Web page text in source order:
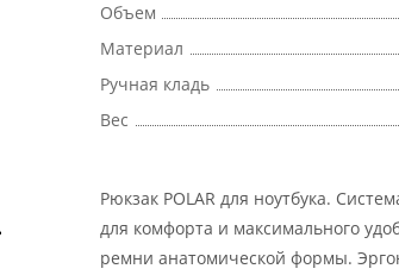
Объем
Материал
Ручная кладь
Вес
Рюкзак POLAR для ноутбука.
для комфорта и максимального
ремни анатомической формы.